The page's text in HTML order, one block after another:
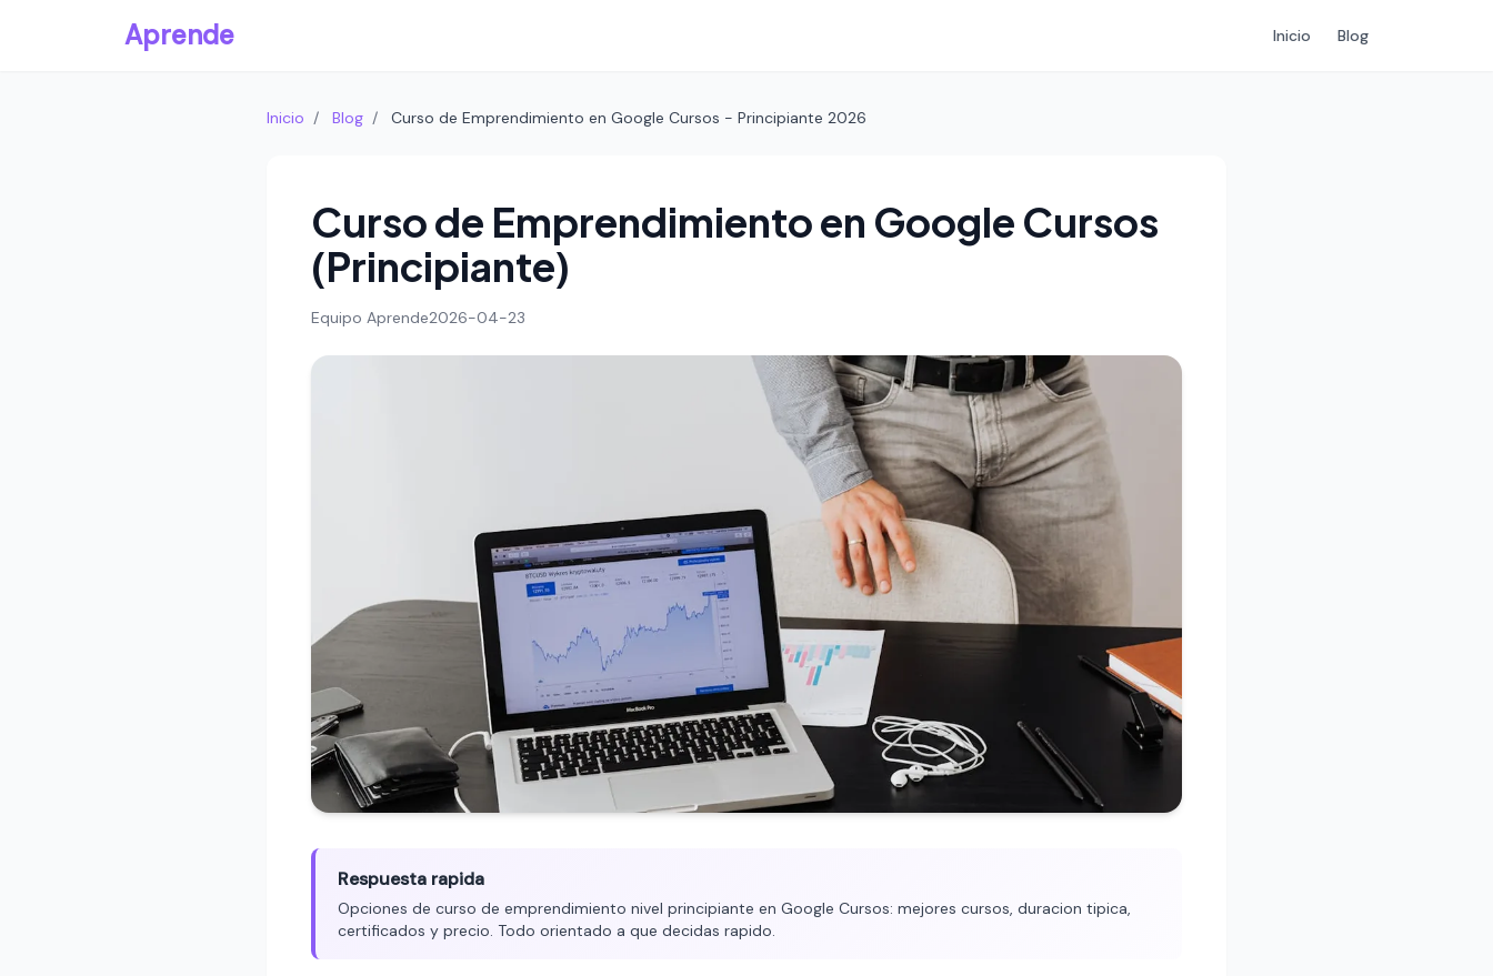
Aprende Inicio Blog
Inicio / Blog / Curso de Emprendimiento en Google Cursos - Principiante 2026
Curso de Emprendimiento en Google Cursos
(Principiante)
Equipo Aprende2026-04-23
Respuesta rapida
Opciones de curso de emprendimiento nivel principiante en Google Cursos: mejores cursos, duracion tipica,
certificados y precio. Todo orientado a que decidas rapido.